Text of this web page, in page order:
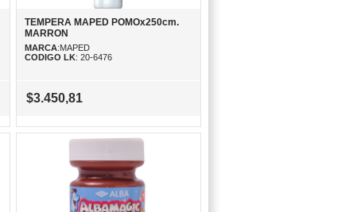
TEMPERA MAPED POMOx250cm.
MARRON
MARCA:MAPED
CODIGO LK: 20-6476
$3.450,81